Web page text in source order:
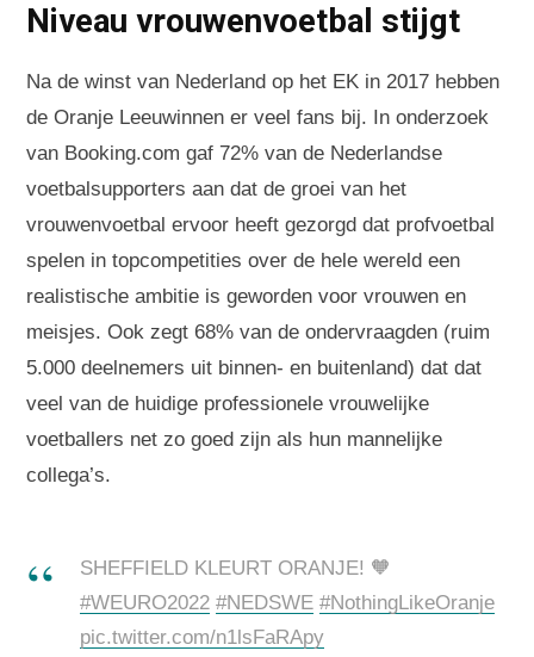
Niveau vrouwenvoetbal stijgt
Na de winst van Nederland op het EK in 2017 hebben
de Oranje Leeuwinnen er veel fans bij. In onderzoek
van Booking.com gaf 72% van de Nederlandse
voetbalsupporters aan dat de groei van het
vrouwenvoetbal ervoor heeft gezorgd dat profvoetbal
spelen in topcompetities over de hele wereld een
realistische ambitie is geworden voor vrouwen en
meisjes. Ook zegt 68% van de ondervraagden (ruim
5.000 deelnemers uit binnen- en buitenland) dat dat
veel van de huidige professionele vrouwelijke
voetballers net zo goed zijn als hun mannelijke
collega’s.
SHEFFIELD KLEURT ORANJE! 🧡
#WEURO2022 #NEDSWE #NothingLikeOranje
pic.twitter.com/n1lsFaRApy